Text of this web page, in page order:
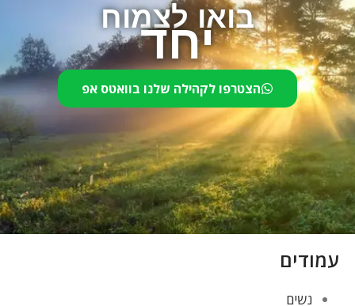
בואו לצמוח
יחד
הצטרפו לקהילה שלנו בוואטס אפ
עמודים
נשים